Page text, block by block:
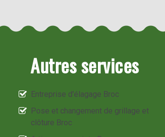
Autres services
Entreprise d'élagage Broc
Pose et changement de grillage et
clôture Broc